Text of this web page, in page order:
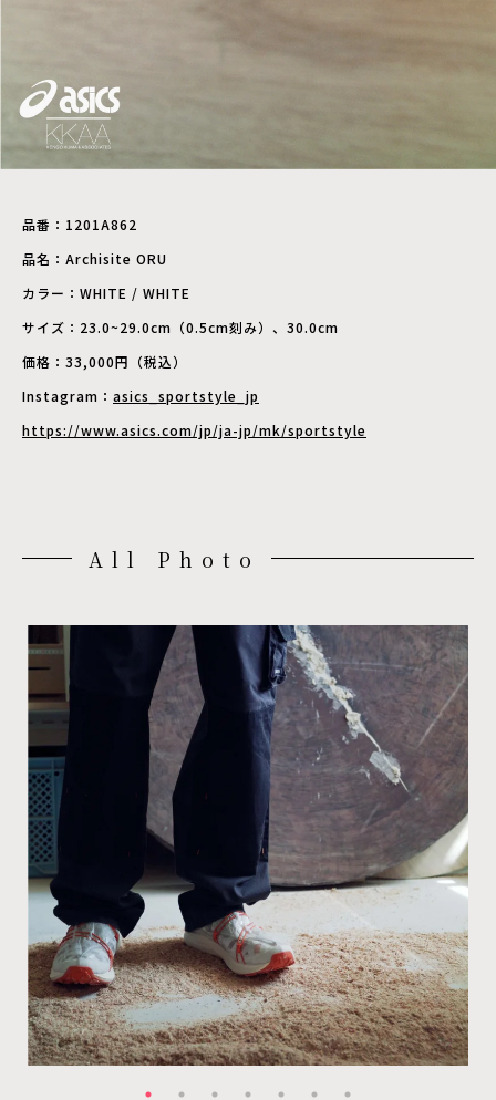
品番：1201A862
品名：Archisite ORU
カラー：WHITE / WHITE
サイズ：23.0~29.0cm（0.5cm刻み）、30.0cm
価格：33,000円（税込）
Instagram： asics_sportstyle_jp
https://www.asics.com/jp/ja-jp/mk/sportstyle
All Photo